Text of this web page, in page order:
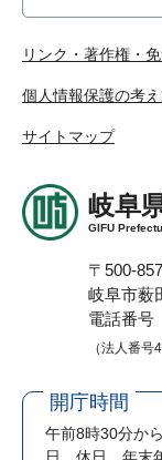
リンク・著作権・
個人情報保護の考
サイトマップ
岐阜
GIFU
〒500-
岐阜市薮
電話番号
（法人番号
開庁時間
午前8時30分か